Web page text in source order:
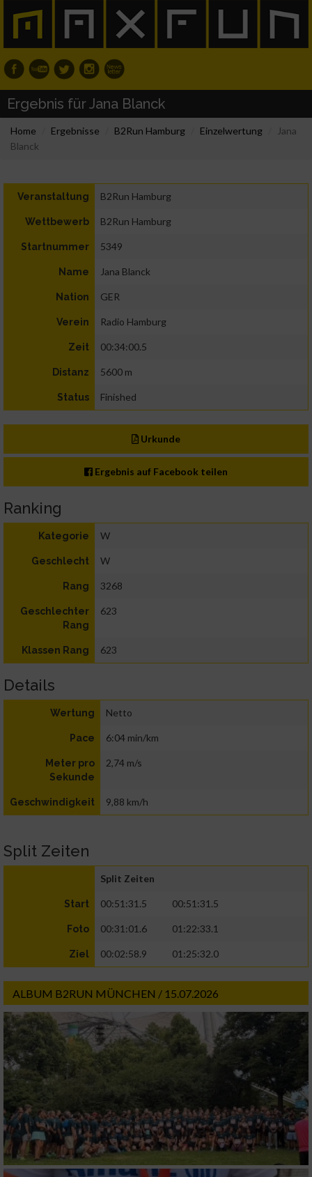
Ergebnis für Jana Blanck
Home Ergebnisse B2Run Hamburg Einzelwertung
Jana
Blanck
Veranstaltung B2Run Hamburg
Wettbewerb B2Run Hamburg
Startnummer 5349
Name Jana Blanck
Nation GER
Verein Radio Hamburg
Zeit 00:34:00.5
Distanz 5600 m
Status Finished
Urkunde
Ergebnis auf Facebook teilen
Ranking
Kategorie W
Geschlecht W
Rang 3268
Geschlechter
Rang
623
Klassen Rang 623
Details
Wertung Netto
Pace 6:04 min/km
Meter pro
Sekunde
2,74 m/s
Geschwindigkeit 9,88 km/h
Split Zeiten
Split Zeiten
Start 00:51:31.5 00:51:31.5
Foto 00:31:01.6 01:22:33.1
Ziel 00:02:58.9 01:25:32.0
ALBUM B2RUN MÜNCHEN / 15.07.2026